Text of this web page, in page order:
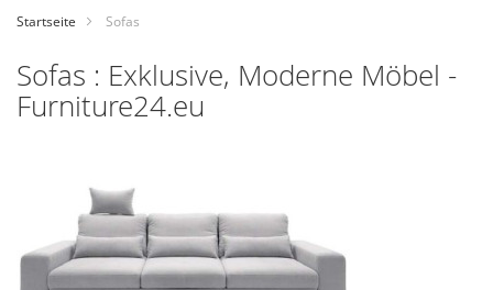
springen
Startseite Sofas
Sofas : Exklusive, Moderne Möbel -
Furniture24.eu